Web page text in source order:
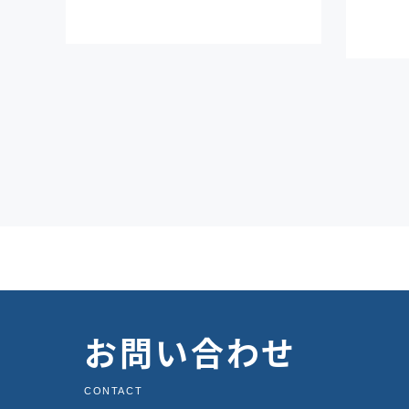
お問い合わせ
CONTACT